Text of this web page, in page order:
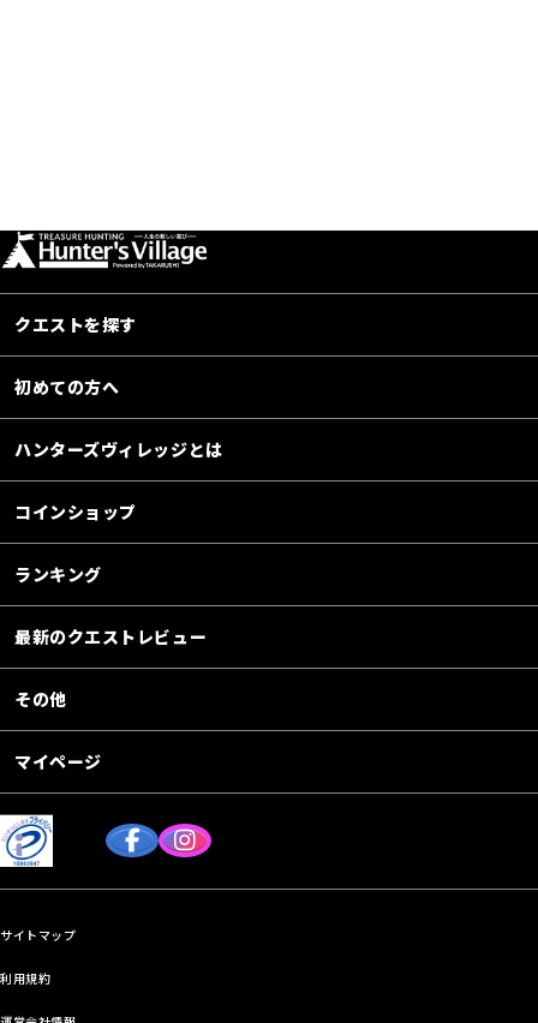
クエストを探す
初めての方へ
ハンターズヴィレッジとは
コインショップ
ランキング
最新のクエストレビュー
その他
マイページ
サイトマップ
利用規約